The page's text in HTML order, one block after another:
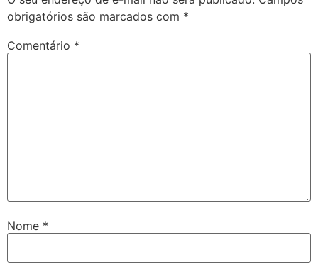
obrigatórios são marcados com *
Comentário *
Nome *